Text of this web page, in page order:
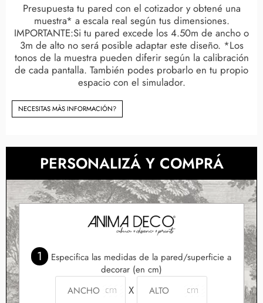
Presupuesta tu pared con el cotizador y obtené una
muestra* a escala real según tus dimensiones.
IMPORTANTE:Si tu pared excede los 4.50m de ancho o
3m de alto no será posible adaptar este diseño. *Los
tonos de la muestra pueden diferir según la calibración
de cada pantalla. También podes probarlo en tu propio
espacio con el simulador.
NECESITAS MÀS INFORMACIÓN?
PERSONALIZÁ Y COMPRÁ
1
Especifica las medidas de la pared/superficie a
decorar (en cm)
X